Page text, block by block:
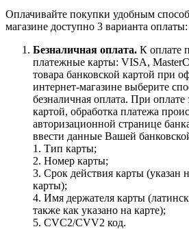
Оплачивайте покупки удобным
магазине доступно 3 варианта оплаты:
Безналичная оплата. К оплате
платежные карты: VISA,
товара банковской картой при
интернет-магазине выберите
безналичная оплата. При оплате
картой, обработка платежа
авторизационной странице
ввести данные Вашей
1. Тип карты;
2. Номер карты;
3. Срок действия карты (указан
карты);
4. Имя держателя карты
также как указано на карте);
5. CVC2/CVV2 код.